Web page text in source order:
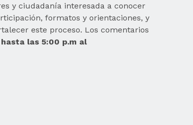
y ciudadanía interesada a conocer
formatos y orientaciones, y
este proceso. Los comentarios
las 5:00 p.m al